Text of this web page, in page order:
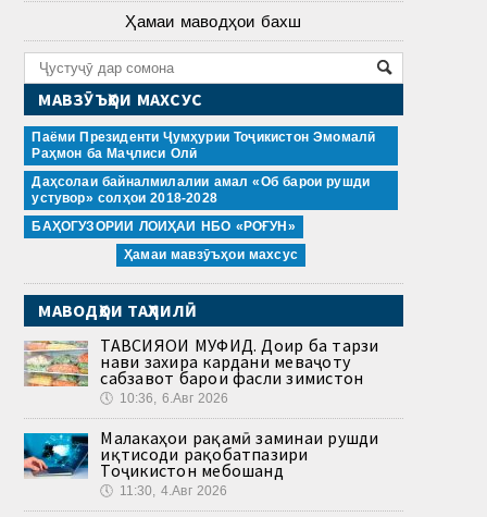
Ҳамаи маводҳои бахш
МАВЗӮЪҲОИ МАХСУС
Паёми Президенти Ҷумҳурии Тоҷикистон Эмомалӣ
Раҳмон ба Маҷлиси Олӣ
Даҳсолаи байналмилалии амал «Об барои рушди
устувор» солҳои 2018-2028
БАҲОГУЗОРИИ ЛОИҲАИ НБО «РОҒУН»
Ҳамаи мавзӯъҳои махсус
МАВОДҲОИ ТАҲЛИЛӢ
ТАВСИЯҲОИ МУФИД. Доир ба тарзи
нави захира кардани меваҷоту
сабзавот барои фасли зимистон
🕔 10:36, 6.Авг 2026
Малакаҳои рақамӣ заминаи рушди
иқтисоди рақобатпазири
Тоҷикистон мебошанд
🕔 11:30, 4.Авг 2026